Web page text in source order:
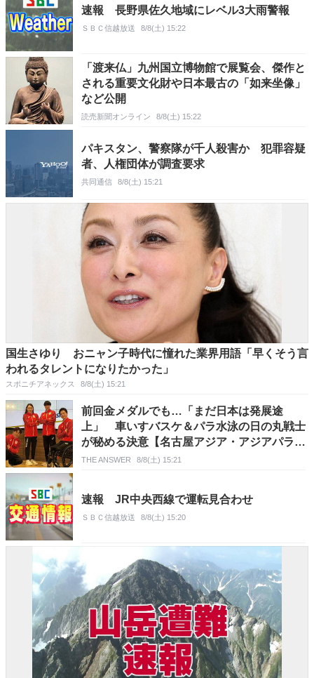
速報 長野県佐久地域にレベル3大雨警報
ＳＢＣ信越放送 8/8(土) 15:22
「渡来仏」九州国立博物館で展覧会、傑作と
される重要文化財や日本最古の「如来坐像」
など公開
読売新聞オンライン 8/8(土) 15:22
パキスタン、警察隊が千人殺害か 犯罪容疑
者、人権団体が調査要求
共同通信 8/8(土) 15:21
国生さゆり おニャン子時代に憧れた業界用語「早くそう言
われるタレントになりたかった」
スポニチアネックス 8/8(土) 15:21
前回金メダルでも…「まだ日本は発展途
上」 車いすバスケ＆パラ水泳の日の丸戦士
が秘める決意【名古屋アジア・アジアパラ大
会】
THE ANSWER 8/8(土) 15:21
速報 JR中央西線で運転見合わせ
ＳＢＣ信越放送 8/8(土) 15:20